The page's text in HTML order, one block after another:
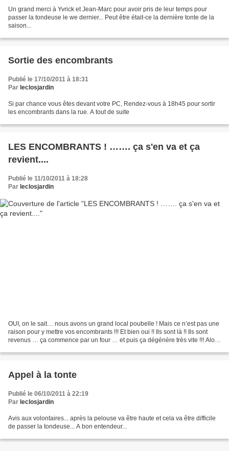
Un grand merci à Yvrick et Jean-Marc pour avoir pris de leur temps pour
passer la tondeuse le we dernier... Peut être était-ce la dernière tonte de la
saison...
Sortie des encombrants
Publié le 17/10/2011 à 18:31
Par leclosjardin
Si par chance vous êtes devant votre PC, Rendez-vous à 18h45 pour sortir
les encombrants dans la rue. A tout de suite
LES ENCOMBRANTS ! ……. ça s'en va et ça
revient....
Publié le 11/10/2011 à 18:28
Par leclosjardin
OUI, on le sait… nous avons un grand local poubelle ! Mais ce n’est pas une
raison pour y mettre vos encombrants !!! Et bien oui !! Ils sont là !! Ils sont
revenus … ça commence par un four … et puis ça dégénère très vite !!! Alors
Appel à la tonte
Publié le 06/10/2011 à 22:19
Par leclosjardin
Avis aux volontaires... après la pelouse va être haute et cela va être difficile
de passer la tondeuse... A bon entendeur...